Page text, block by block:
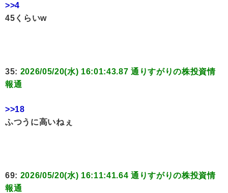
>>4
45くらいw
35: 2026/05/20(水) 16:01:43.87 通りすがりの株投資情
報通
>>18
ふつうに高いねぇ
69: 2026/05/20(水) 16:11:41.64 通りすがりの株投資情
報通